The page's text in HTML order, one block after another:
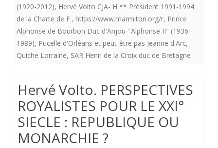
SIECLE
: LES
TROIS
LOIS
LA
POLITIQUE
(1920-2012), Hervé Volto CJA- H ** Président 1991-1994
de la Charte de F., https://www.marmiton.org/r, Prince
Alphonse de Bourbon Duc d'Anjou-"Alphonse II" (1936-
1989), Pucelle d'Orléans et peut-être pas Jeanne d'Arc,
Quiche Lorraine, SAR Henri de la Croix duc de Bretagne
Hervé Volto. PERSPECTIVES
ROYALISTES POUR LE XXI°
SIECLE : REPUBLIQUE OU
MONARCHIE ?